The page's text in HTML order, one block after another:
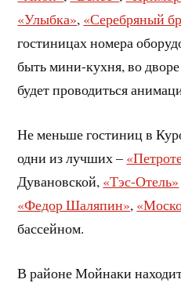
«Улыбка», «Серебряный
гостиницах номера
быть мини-кухня, во дворе
будет проводиться
Не меньше гостиниц в
одни из лучших –
Дувановской, «Тэс-Отель»
«Федор Шаляпин»,
бассейном.
В районе Мойнаки